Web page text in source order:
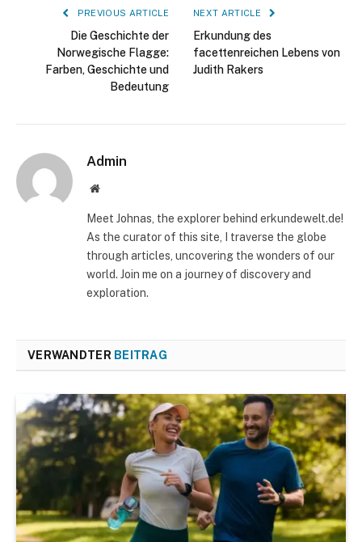
PREVIOUS ARTICLE
Die Geschichte der
Norwegische Flagge:
Farben, Geschichte und
Bedeutung
NEXT ARTICLE
Erkundung des
facettenreichen Lebens von
Judith Rakers
Admin
Website
Meet Johnas, the explorer behind erkundewelt.de!
As the curator of this site, I traverse the globe
through articles, uncovering the wonders of our
world. Join me on a journey of discovery and
exploration.
VERWANDTER BEITRAG